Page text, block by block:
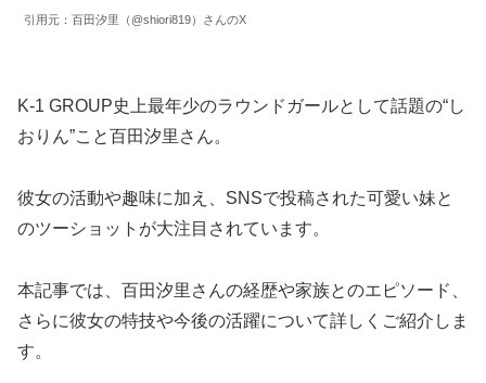
引用元：百田汐里（@shiori819）さんのX
K-1 GROUP史上最年少のラウンドガールとして話題の“し
おりん”こと百田汐里さん。
彼女の活動や趣味に加え、SNSで投稿された可愛い妹と
のツーショットが大注目されています。
本記事では、百田汐里さんの経歴や家族とのエピソード、
さらに彼女の特技や今後の活躍について詳しくご紹介しま
す。